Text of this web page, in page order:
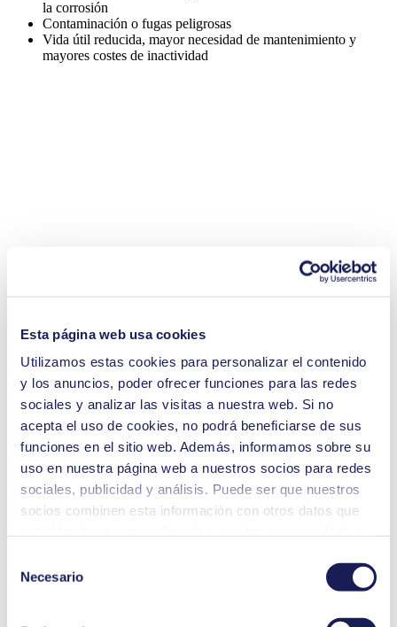
Esta página web usa cookies
Utilizamos estas cookies para personalizar el contenido
y los anuncios, poder ofrecer funciones para las redes
sociales y analizar las visitas a nuestra web. Si no
acepta el uso de cookies, no podrá beneficiarse de sus
funciones en el sitio web. Además, informamos sobre su
uso en nuestra página web a nuestros socios para redes
sociales, publicidad y análisis. Puede ser que nuestros
socios combinen esta información con otros datos que
Usted puede revocar su consentimiento en cualquier
momento: solo tiene que hacer clic en «Cookies» al final
de la página web y eliminar la marca de verificación.
Necesario
la corrosión
Contaminación o fugas peligrosas
Vida útil reducida, mayor necesidad de mantenimiento y
mayores costes de inactividad